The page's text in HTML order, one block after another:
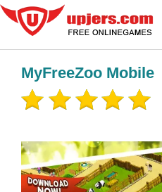
MyFreeZoo Mobile